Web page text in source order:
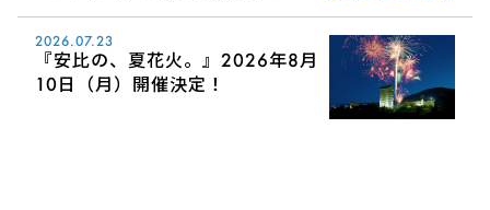
2026.07.23
『安比の、夏花火。』2026年8月
10日（月）開催決定！